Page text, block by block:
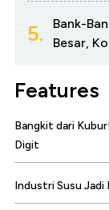
5.
Bank-
Besar,
Features
Bangkit dari
Digit
Industri Susu Jadi